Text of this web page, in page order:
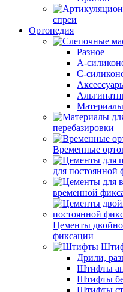
спреи
Ортопедия
Разное
А-
С-
перебазировки
Временные
для постоянной
временной
Цементы
фиксации
Дрили,
Штифты
Штифты
Штифты